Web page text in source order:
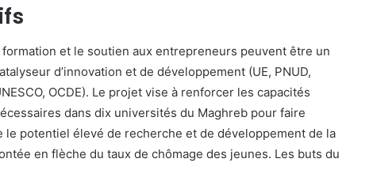
formation et le soutien aux entrepreneurs peuvent être un
d’innovation et de développement (UE, PNUD,
OCDE). Le projet vise à renforcer les capacités
dans dix universités du Maghreb pour faire
le potentiel élevé de recherche et de développement de la
en flèche du taux de chômage des jeunes. Les buts du